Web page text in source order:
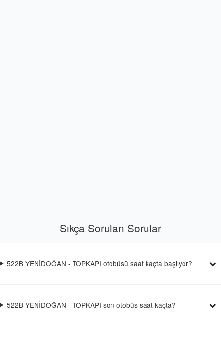
Sıkça Sorulan Sorular
522B YENİDOĞAN - TOPKAPI otobüsü saat kaçta başlıyor?
522B YENİDOĞAN - TOPKAPI son otobüs saat kaçta?